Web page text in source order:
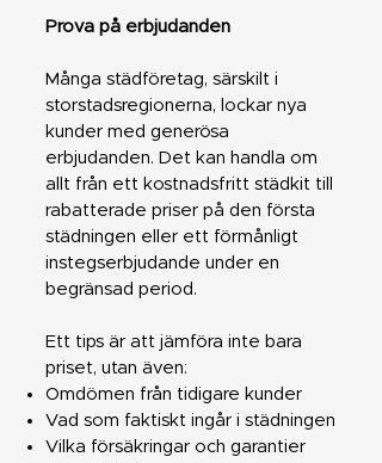
Prova på erbjudanden
Många städföretag, särskilt i
storstadsregionerna, lockar nya
kunder med generösa
erbjudanden. Det kan handla om
allt från ett kostnadsfritt städkit till
rabatterade priser på den första
städningen eller ett förmånligt
instegserbjudande under en
begränsad period.
Ett tips är att jämföra inte bara
priset, utan även:
Omdömen från tidigare kunder
Vad som faktiskt ingår i städningen
Vilka försäkringar och garantier